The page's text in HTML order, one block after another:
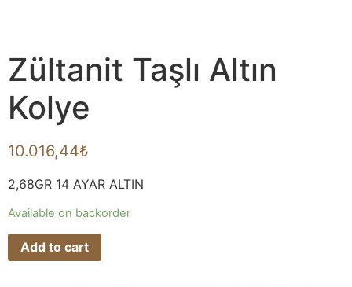
Zültanit Taşlı Altın
Kolye
10.016,44₺
2,68GR 14 AYAR ALTIN
Available on backorder
Add to cart